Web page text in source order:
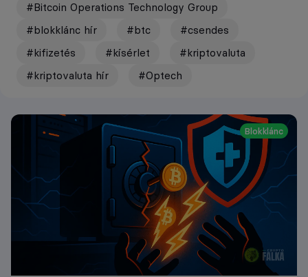
#Bitcoin Operations Technology Group
#blokklánc hír
#btc
#csendes
#kifizetés
#kísérlet
#kriptovaluta
#kriptovaluta hír
#Optech
Blokklánc